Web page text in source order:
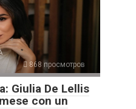
868 просмотров
Giulia De Lellis
con un